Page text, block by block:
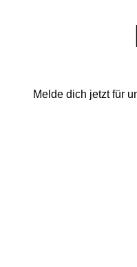
Melde dich jetzt für